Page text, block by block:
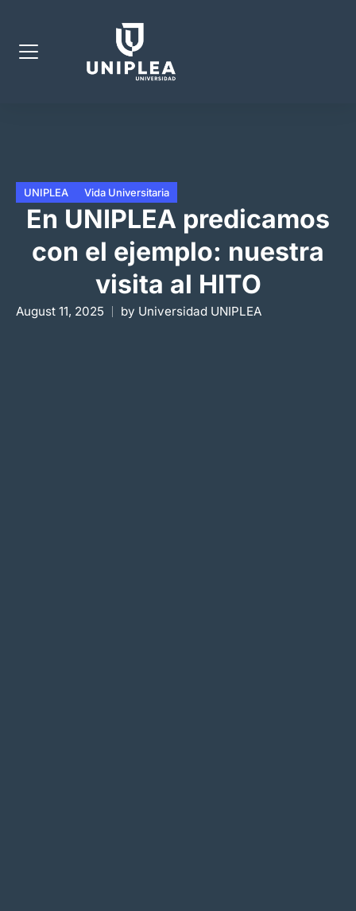
UNIPLEA Vida Universitaria
En UNIPLEA predicamos
con el ejemplo: nuestra
visita al HITO
August 11, 2025 by Universidad UNIPLEA